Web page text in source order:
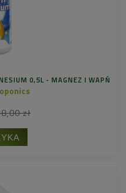
0,5L - MAGNEZ I WAPŃ
zł